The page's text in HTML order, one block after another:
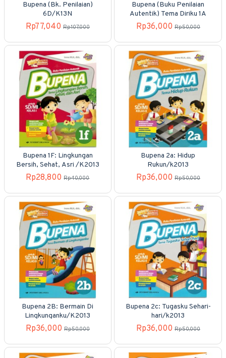
Bupena (Bk. Penilaian)
6D/K13N
Rp77,040 Rp107,000
Bupena (Buku Penilaian
Autentik) Tema Diriku 1A
Rp36,000 Rp50,000
Bupena 1F: Lingkungan
Bersih, Sehat, Asri /K2013
Rp28,800 Rp40,000
Bupena 2a: Hidup
Rukun/k2013
Rp36,000 Rp50,000
Bupena 2B: Bermain Di
Lingkunganku/K2013
Rp36,000 Rp50,000
Bupena 2c: Tugasku Sehari-
hari/k2013
Rp36,000 Rp50,000